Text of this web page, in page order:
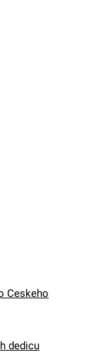
Ceskeho
dedicu